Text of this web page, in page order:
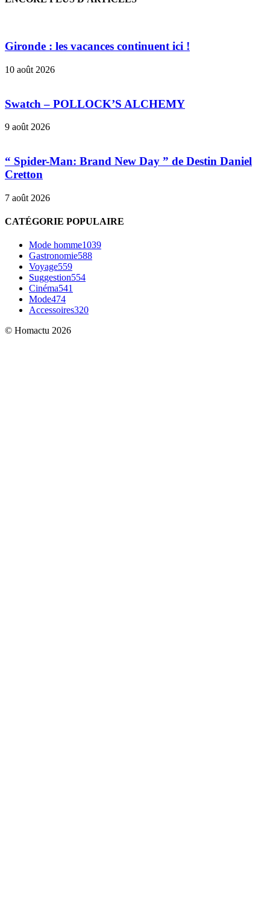
Gironde : les vacances continuent ici !
10 août 2026
Swatch – POLLOCK’S ALCHEMY
9 août 2026
“ Spider-Man: Brand New Day ” de Destin Daniel
Cretton
7 août 2026
CATÉGORIE POPULAIRE
Mode homme1039
Gastronomie588
Voyage559
Suggestion554
Cinéma541
Mode474
Accessoires320
© Homactu 2026